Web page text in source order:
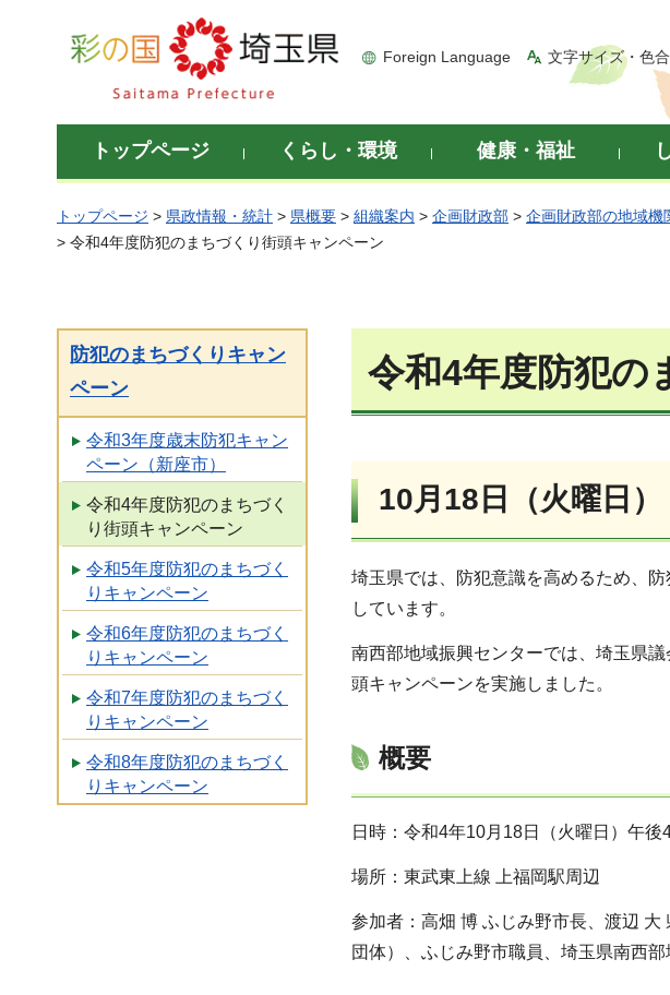
彩の国 埼玉県
Foreign Language 文字サイズ・色
トップページ くらし・環境 健康・福祉
トップページ > 県政情報・統計 > 県概要 > 組織案内 > 企画財政部 > 企画財政部の地域機
> 令和4年度防犯のまちづくり街頭キャンペーン
防犯のまちづくりキャン
ペーン
令和3年度歳末防犯キャン
ペーン（新座市）
令和4年度防犯のまちづく
り街頭キャンペーン
令和5年度防犯のまちづく
りキャンペーン
令和6年度防犯のまちづく
りキャンペーン
令和7年度防犯のまちづく
りキャンペーン
令和8年度防犯のまちづく
りキャンペーン
令和4年度防犯の
10月18日（火曜日）
埼玉県では、防犯意識を高めるため、
しています。
南西部地域振興センターでは、埼玉県
頭キャンペーンを実施しました。
概要
日時：令和4年10月18日（火曜日）午
場所：東武東上線 上福岡駅周辺
参加者：高畑 博 ふじみ野市長、渡辺
団体）、ふじみ野市職員、埼玉県南西